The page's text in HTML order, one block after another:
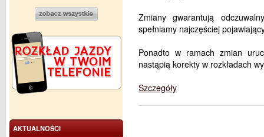
Zmiany gwarantują
spełniamy najczęściej
Ponadto w ramach zmian
nastąpią korekty w rozkładach
Szczegóły
AKTUALNOŚCI